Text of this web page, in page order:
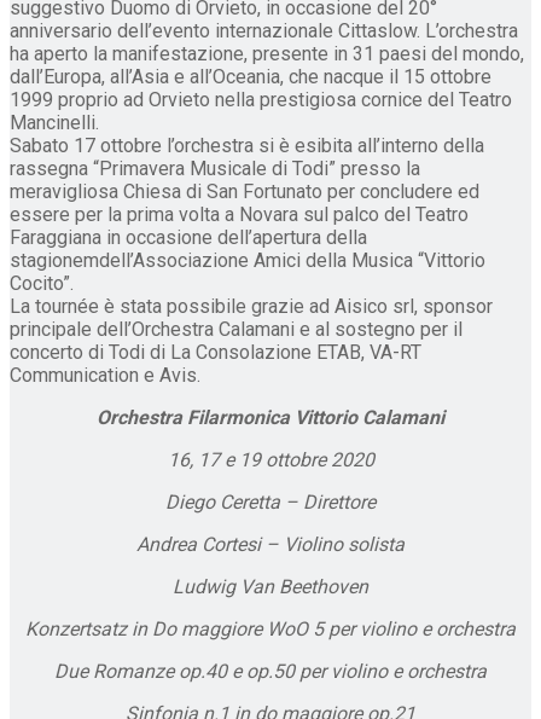
suggestivo Duomo di Orvieto, in occasione del 20°
anniversario dell’evento internazionale Cittaslow. L’orchestra
ha aperto la manifestazione, presente in 31 paesi del mondo,
dall’Europa, all’Asia e all’Oceania, che nacque il 15 ottobre
1999 proprio ad Orvieto nella prestigiosa cornice del Teatro
Mancinelli.
Sabato 17 ottobre l’orchestra si è esibita all’interno della
rassegna “Primavera Musicale di Todi” presso la
meravigliosa Chiesa di San Fortunato per concludere ed
essere per la prima volta a Novara sul palco del Teatro
Faraggiana in occasione dell’apertura della
stagionemdell’Associazione Amici della Musica “Vittorio
Cocito”.
La tournée è stata possibile grazie ad Aisico srl, sponsor
principale dell’Orchestra Calamani e al sostegno per il
concerto di Todi di La Consolazione ETAB, VA-RT
Communication e Avis.
Orchestra Filarmonica Vittorio Calamani
16, 17 e 19 ottobre 2020
Diego Ceretta – Direttore
Andrea Cortesi – Violino solista
Ludwig Van Beethoven
Konzertsatz in Do maggiore WoO 5 per violino e orchestra
Due Romanze op.40 e op.50 per violino e orchestra
Sinfonia n.1 in do maggiore op.21